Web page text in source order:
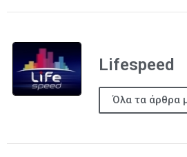
Lifespeed
Όλα τα άρθρα